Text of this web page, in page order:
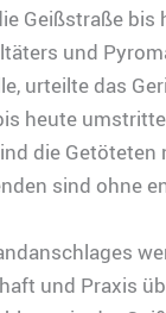
Geißstraße bis
und
urteilte das
heute
die
sind ohne
und Praxis